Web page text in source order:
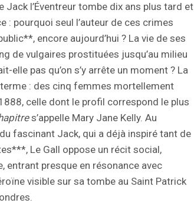
l’Éventreur tombe dix ans plus tard et
: pourquoi seul l’auteur de ces crimes
encore aujourd’hui ? La vie de ses
de vulgaires prostituées jusqu’au milieu
elle pas qu’on s’y arrête un moment ? La
: des cinq femmes mortellement
celle dont le profil correspond le plus
s’appelle Mary Jane Kelly. Au
fascinant Jack, qui a déjà inspiré tant de
Le Gall oppose un récit social,
entrant presque en résonance avec
visible sur sa tombe au Saint Patrick